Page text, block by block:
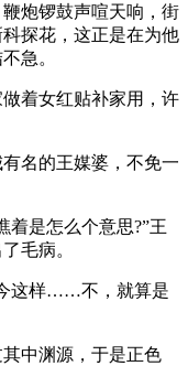
炮锣鼓声喧天响，街
探花，这正是在为他
急。
着女红贴补家用，许
名的王媒婆，不免一
着是怎么个意思?”王
毛病。
这样……不，就算是
中渊源，于是正色